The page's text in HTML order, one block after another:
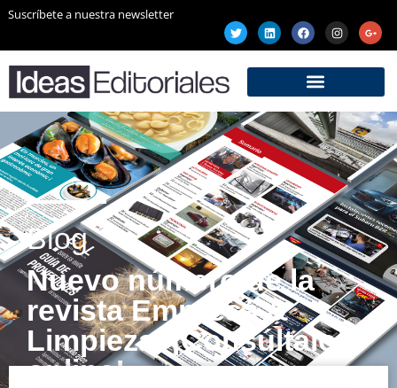
Suscríbete a nuestra newsletter
Blog
Nuevo número de la
revista Empresa &
Limpieza. ¡Consúltalo
online!